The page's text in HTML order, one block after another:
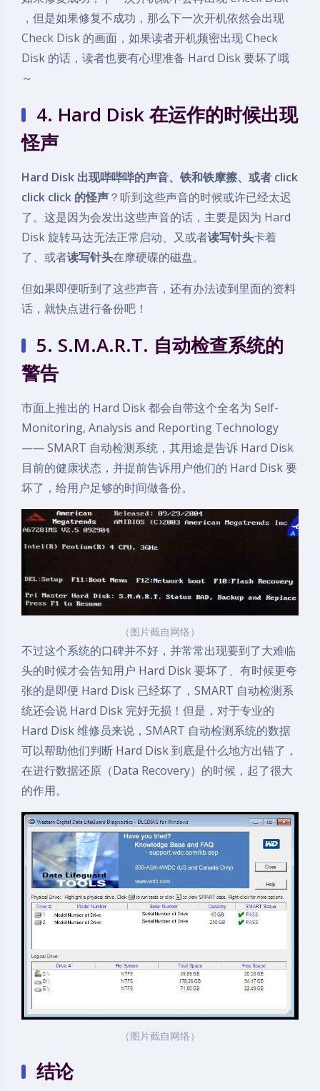
，但是如果修复不成功，那么下一次开机依然会出现
Check Disk 的画面，如果读者开机频密出现 Check
Disk 的话，读者也要有心理准备 Hard Disk 要坏了哦
～
4. Hard Disk 在运作的时候出现
怪声
Hard Disk 出现哔哔哔的声音、铁和铁摩擦、或者 click
click click 的怪声？听到这些声音的时候或许已经太迟
了。这是因为会发出这些声音的话，主要是因为 Hard
Disk 旋转马达无法正常启动、又或者读写针头卡着
了、或者读写针头在摩硬碟的磁盘。
但如果即便听到了这些声音，还有办法读到里面的资料
话，就快点进行备份吧！
5. S.M.A.R.T. 自动检查系统的
警告
市面上推出的 Hard Disk 都会自带这个全名为 Self-
Monitoring, Analysis and Reporting Technology
—— SMART 自动检测系统，其用途是告诉 Hard Disk
目前的健康状态，并提前告诉用户他们的 Hard Disk 要
坏了，给用户足够的时间做备份。
（图片截自网络）
不过这个系统的口碑并不好，并常常出现要到了大难临
头的时候才会告知用户 Hard Disk 要坏了、有时候更夸
张的是即便 Hard Disk 已经坏了，SMART 自动检测系
统还会说 Hard Disk 完好无损！但是，对于专业的
Hard Disk 维修员来说，SMART 自动检测系统的数据
可以帮助他们判断 Hard Disk 到底是什么地方出错了，
在进行数据还原（Data Recovery）的时候，起了很大
的作用。
（图片截自网络）
结论